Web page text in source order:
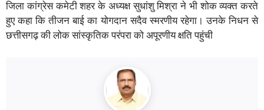
जिला कांग्रेस कमेटी शहर के अध्यक्ष सुधांशु मिश्रा ने भी शोक व्यक्त करते
हुए कहा कि तीजन बाई का योगदान सदैव स्मरणीय रहेगा। उनके निधन से
छत्तीसगढ़ की लोक सांस्कृतिक परंपरा को अपूरणीय क्षति पहुंची